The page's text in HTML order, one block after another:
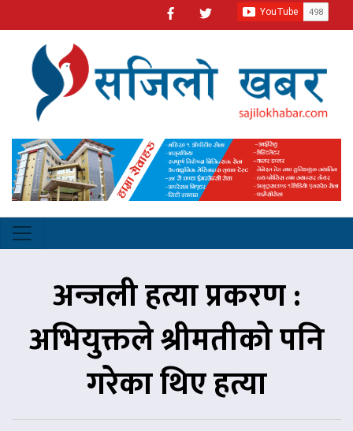
अन्जली हत्या प्रकरण :
अभियुक्तले श्रीमतीको पनि
गरेका थिए हत्या